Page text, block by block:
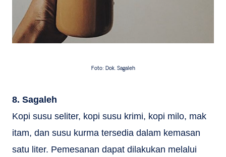
Foto: Dok. Sagaleh
8. Sagaleh
Kopi susu seliter, kopi susu krimi, kopi milo, mak
itam, dan susu kurma tersedia dalam kemasan
satu liter. Pemesanan dapat dilakukan melalui